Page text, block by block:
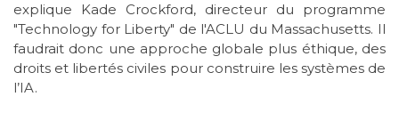
explique Kade Crockford, directeur du programme
"Technology for Liberty" de l'ACLU du Massachusetts. Il
faudrait donc une approche globale plus éthique, des
droits et libertés civiles pour construire les systèmes de
l’IA.